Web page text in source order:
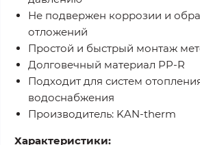
Не подвержен коррозии и
отложений
Простой и быстрый монтаж
Долговечный материал PP-R
Подходит для систем
водоснабжения
Производитель: KAN-therm
Характеристики: